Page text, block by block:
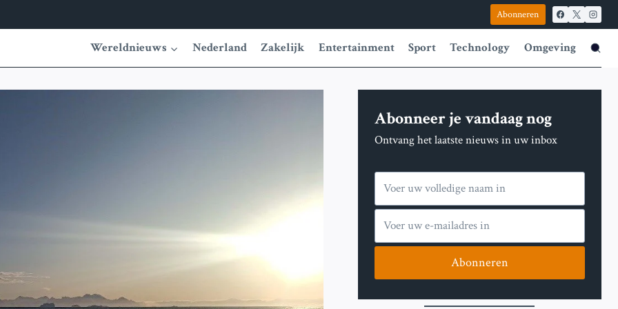
Abonneren
Wereldnieuws Nederland Zakelijk Entertainment Sport Technology Omgeving
Abonneer je vandaag nog
Ontvang het laatste nieuws in uw inbox
Abonneren